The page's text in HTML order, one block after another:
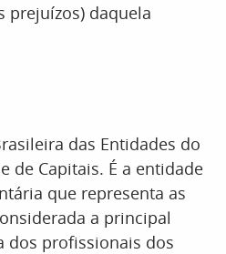
prejuízos) daquela
das Entidades do
de Capitais. É a entidade
que representa as
a principal
dos profissionais dos